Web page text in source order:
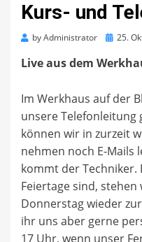
Kurs- und
byAdministrator
Posted
25.
Live aus dem
Im Werkhaus auf der
unsere Telefonleitung
können wir in zurzeit
nehmen noch E-Mails
kommt der
Feiertage sind,
Donnerstag wieder
ihr uns aber gerne
17 Uhr, wenn unser